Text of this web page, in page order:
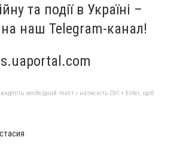
та події в Україні –
на наш Telegram-канал!
необхідний текст і натисніть Ctrl + Enter, щоб